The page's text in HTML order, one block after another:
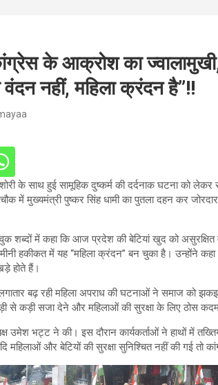
के आक्रोश का
नहीं, महिला क्रंदन है”!!
के साथ हुई सामूहिक दुष्कर्म की दर्दनाक घटना को
चौक में मुख्यमंत्री पुष्कर सिंह धामी का पुतला दहन कर
शब्दों में कहा कि आज प्रदेश की बेटियां खुद को
हकीकत में यह “महिला क्रंदन” बन चुका है। उन्होंने कहा
होते हैं।
बढ़ रही महिला अपराध की घटनाओं ने समाज को
से कड़ी सजा देने और महिलाओं की सुरक्षा के लिए ठोस
उमेश भट्ट ने की। इस दौरान कार्यकर्ताओं ने हाथों में
महिलाओं और बेटियों की सुरक्षा सुनिश्चित नहीं की गई